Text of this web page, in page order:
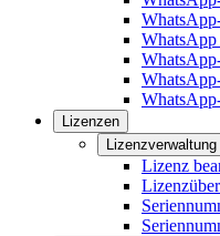
Lizenzen
Lizenzverwaltung
Lizenz